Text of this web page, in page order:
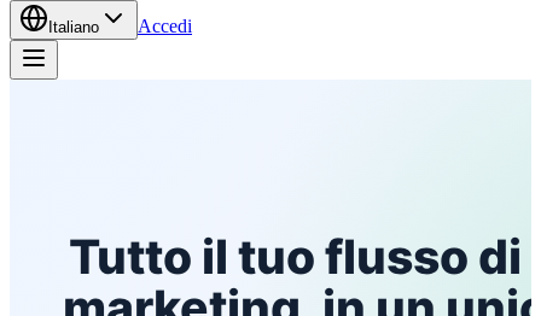
Italiano Accedi
Tutto il tuo flusso di